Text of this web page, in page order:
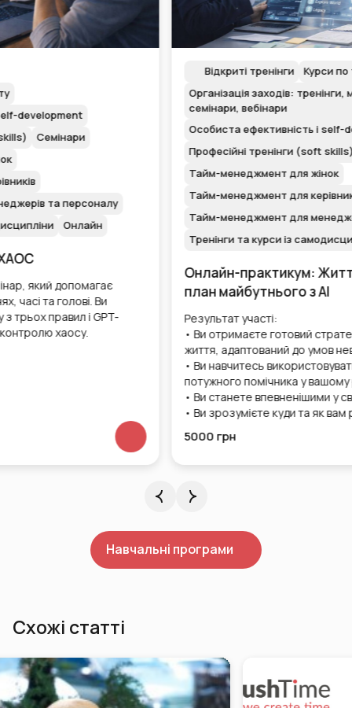
Курси по тайм менеджменту
Організація заходів: тренінги, майстер-класи,
Особиста ефективність і self-development
Професійні тренінги (soft skills)
Тайм-менеджмент для керівників
Тайм-менеджмент для менеджерів та персоналу
Тренінги та курси із самодисципліни
Онлайн
Онлайн-практикум: Життєвий прорив: Ваш
план майбутнього з АІ
Результат участі:
• Ви отримаєте готовий стратегічний план вашого
життя, адаптований до умов невизначеності.
• Ви навчитесь використовувати штучний інтелект як
потужного помічника у вашому розвитку.
• Ви станете впевненішими у своїх діях і рішеннях.
• Ви зрозумієте куди та як вам рухатися далі.
Навчальні програми
Схожі статті